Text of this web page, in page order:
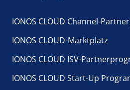
IONOS CLOUD Channel-
IONOS CLOUD-Marktplatz
IONOS CLOUD ISV-
IONOS CLOUD Start-Up